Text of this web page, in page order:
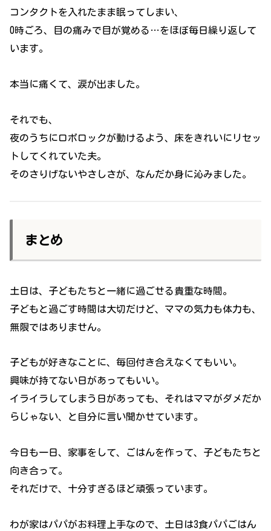
コンタクトを入れたまま眠ってしまい、
0時ごろ、目の痛みで目が覚める…をほぼ毎日繰り返して
います。
本当に痛くて、涙が出ました。
それでも、
夜のうちにロボロックが動けるよう、床をきれいにリセッ
トしてくれていた夫。
そのさりげないやさしさが、なんだか身に沁みました。
まとめ
土日は、子どもたちと一緒に過ごせる貴重な時間。
子どもと過ごす時間は大切だけど、ママの気力も体力も、
無限ではありません。
子どもが好きなことに、毎回付き合えなくてもいい。
興味が持てない日があってもいい。
イライラしてしまう日があっても、それはママがダメだか
らじゃない、と自分に言い聞かせています。
今日も一日、家事をして、ごはんを作って、子どもたちと
向き合って。
それだけで、十分すぎるほど頑張っています。
わが家はパパがお料理上手なので、土日は3食パパごはん